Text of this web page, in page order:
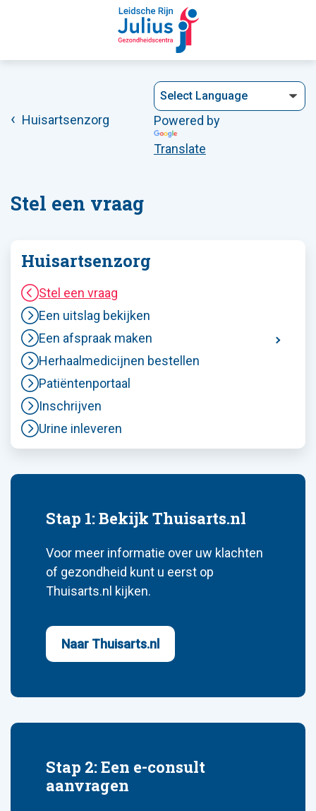
Huisartsenzorg
Powered by
Translate
Stel een vraag
Huisartsenzorg
Stel een vraag
Een uitslag bekijken
Een afspraak maken
Herhaalmedicijnen bestellen
Patiëntenportaal
Inschrijven
Urine inleveren
Stap 1: Bekijk Thuisarts.nl
Voor meer informatie over uw klachten
of gezondheid kunt u eerst op
Thuisarts.nl kijken.
Naar Thuisarts.nl
Stap 2: Een e-consult
aanvragen